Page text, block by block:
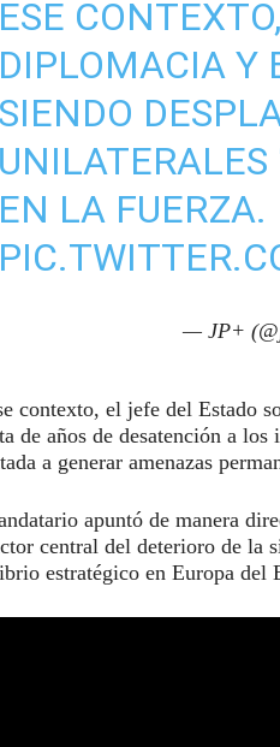
ESE
DIPLOMACIA Y
SIENDO
UNILATERALES
EN LA FUERZA.
— JP+
contexto, el jefe del Estado
de años de desatención a
a generar amenazas
apuntó de manera
central del deterioro de la
estratégico en Europa del